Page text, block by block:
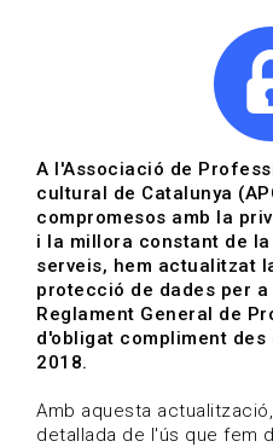
Actualitza't
Vols estar al dia?
HOME / BLOG
A l'Associació de
cultural de Catalunya
compromesos amb la
i la millora constant de
serveis, hem actualitzat
protecció de dades per
Reglament General de
d'obligat compliment des
2018.
Amb aquesta
detallada de l'ús que fem